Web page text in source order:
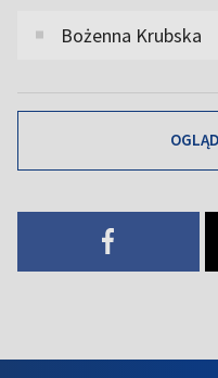
Bożenna Krubska